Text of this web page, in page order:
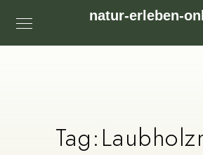
natur-erleben-
Tag: